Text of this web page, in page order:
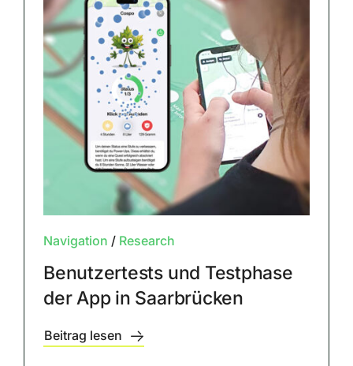
Navigation / Research
Benutzertests und Testphase
der App in Saarbrücken
Beitrag lesen